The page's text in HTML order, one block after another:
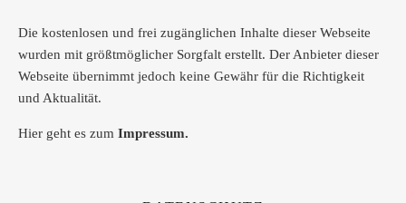
Die kostenlosen und frei zugänglichen Inhalte dieser Webseite
wurden mit größtmöglicher Sorgfalt erstellt. Der Anbieter dieser
Webseite übernimmt jedoch keine Gewähr für die Richtigkeit
und Aktualität.
Hier geht es zum Impressum.